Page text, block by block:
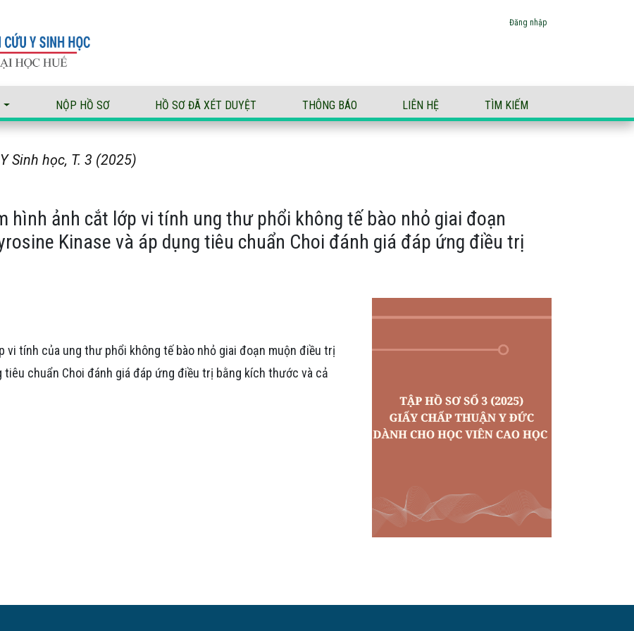
vi tính ung thư phổi không tế bào nhỏ giai đoạn muộn điều trị thuốc kháng Tyrosine Kinase và áp dụng tiêu chuẩn Choi
Đăng nhập
NỘP HỒ SƠ HỒ SƠ ĐÃ XÉT DUYỆT THÔNG BÁO LIÊN HỆ TÌM KIẾM
Sinh học, T. 3 (2025)
hình ảnh cắt lớp vi tính ung thư phổi không tế bào nhỏ giai đoạn
Kinase và áp dụng tiêu chuẩn Choi đánh giá đáp ứng điều trị
tính của ung thư phổi không tế bào nhỏ giai đoạn muộn điều trị
chuẩn Choi đánh giá đáp ứng điều trị bằng kích thước và cả